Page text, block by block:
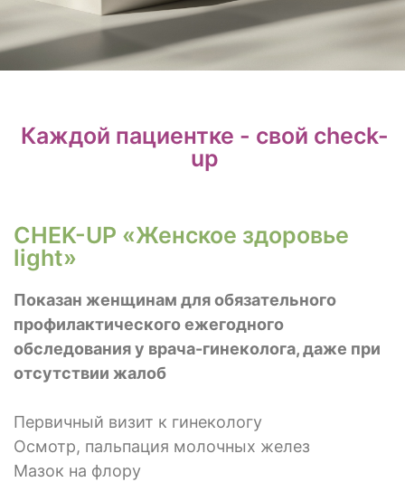
Каждой пациентке - свой check-
up
CHEK-UP «Женское здоровье
light»
Показан женщинам для обязательного
профилактического ежегодного
обследования у врача-гинеколога, даже при
отсутствии жалоб
Первичный визит к гинекологу
Осмотр, пальпация молочных желез
Мазок на флору